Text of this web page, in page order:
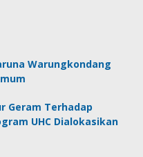
Warungkondang
Geram Terhadap
UHC Dialokasikan